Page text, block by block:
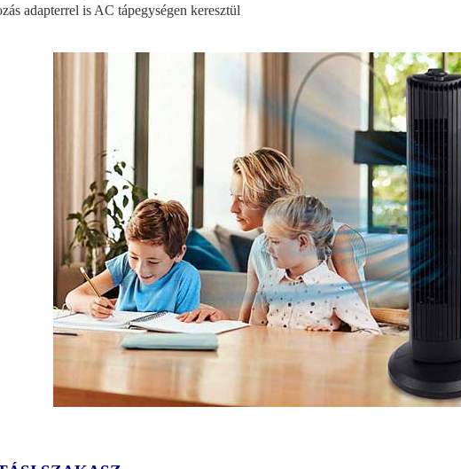
adapterrel is AC tápegységen keresztül